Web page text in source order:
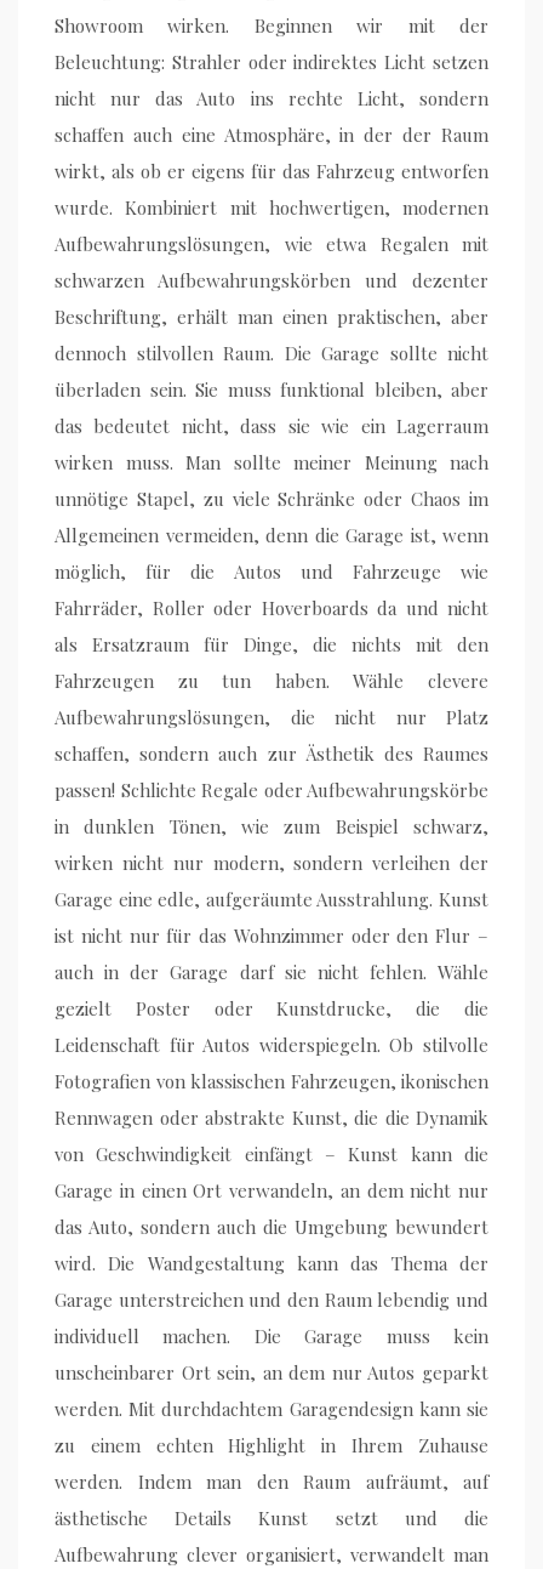
Showroom wirken. Beginnen wir mit der
Beleuchtung: Strahler oder indirektes Licht setzen
nicht nur das Auto ins rechte Licht, sondern
schaffen auch eine Atmosphäre, in der der Raum
wirkt, als ob er eigens für das Fahrzeug entworfen
wurde. Kombiniert mit hochwertigen, modernen
Aufbewahrungslösungen, wie etwa Regalen mit
schwarzen Aufbewahrungskörben und dezenter
Beschriftung, erhält man einen praktischen, aber
dennoch stilvollen Raum. Die Garage sollte nicht
überladen sein. Sie muss funktional bleiben, aber
das bedeutet nicht, dass sie wie ein Lagerraum
wirken muss. Man sollte meiner Meinung nach
unnötige Stapel, zu viele Schränke oder Chaos im
Allgemeinen vermeiden, denn die Garage ist, wenn
möglich, für die Autos und Fahrzeuge wie
Fahrräder, Roller oder Hoverboards da und nicht
als Ersatzraum für Dinge, die nichts mit den
Fahrzeugen zu tun haben. Wähle clevere
Aufbewahrungslösungen, die nicht nur Platz
schaffen, sondern auch zur Ästhetik des Raumes
passen! Schlichte Regale oder Aufbewahrungskörbe
in dunklen Tönen, wie zum Beispiel schwarz,
wirken nicht nur modern, sondern verleihen der
Garage eine edle, aufgeräumte Ausstrahlung. Kunst
ist nicht nur für das Wohnzimmer oder den Flur –
auch in der Garage darf sie nicht fehlen. Wähle
gezielt Poster oder Kunstdrucke, die die
Leidenschaft für Autos widerspiegeln. Ob stilvolle
Fotografien von klassischen Fahrzeugen, ikonischen
Rennwagen oder abstrakte Kunst, die die Dynamik
von Geschwindigkeit einfängt – Kunst kann die
Garage in einen Ort verwandeln, an dem nicht nur
das Auto, sondern auch die Umgebung bewundert
wird. Die Wandgestaltung kann das Thema der
Garage unterstreichen und den Raum lebendig und
individuell machen. Die Garage muss kein
unscheinbarer Ort sein, an dem nur Autos geparkt
werden. Mit durchdachtem Garagendesign kann sie
zu einem echten Highlight in Ihrem Zuhause
werden. Indem man den Raum aufräumt, auf
ästhetische Details Kunst setzt und die
Aufbewahrung clever organisiert, verwandelt man